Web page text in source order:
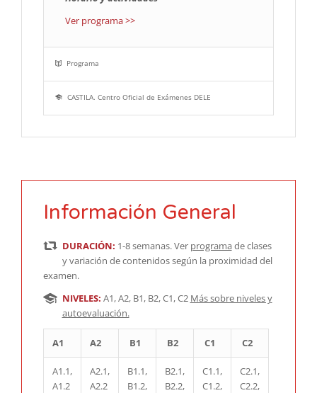
Ver programa >>
Programa
CASTILA. Centro Oficial de Exámenes DELE
Información General
DURACIÓN: 1-8 semanas. Ver programade clases
y variación de contenidos según la proximidad del
examen.
NIVELES: A1, A2, B1, B2, C1, C2 Más sobre niveles y
autoevaluación.
A1 A2 B1 B2 C1 C2
A1.1,
A1.2
A2.1,
A2.2
B1.1,
B1.2,
B2.1,
B2.2,
C1.1,
C1.2,
C2.1,
C2.2,